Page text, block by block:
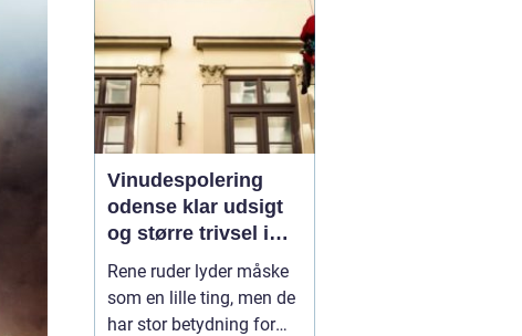
Vinudespolering
odense klar udsigt
og større trivsel i
hverdagen
Rene ruder lyder måske
som en lille ting, men de
har stor betydning for